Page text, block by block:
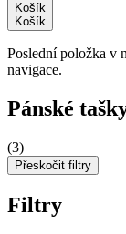
Košík
Košík
Poslední položka v
navigace.
Pánské
(3)
Přeskočit filtry
Filtry